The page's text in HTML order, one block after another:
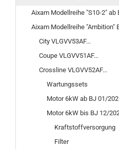
Aixam Modellreihe "S10-2" ab
Aixam Modellreihe "Ambition"
City VLGVV53AF...
Coupe VLGVV51AF...
Crossline VLGVV52AF...
Wartungssets
Motor 6kW ab BJ 01/
Motor 6kW bis BJ 12/
Kraftstoffversorgung
Filter